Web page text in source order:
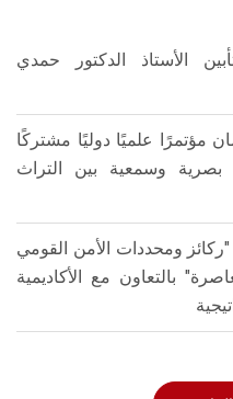
الأستاذ الدكتور حمدي
مؤتمرًا علميًا دوليًا مشتركًا
بصرية وسمعية بين التراث
ومحددات الأمن القومي
بالتعاون مع الأكاديمية